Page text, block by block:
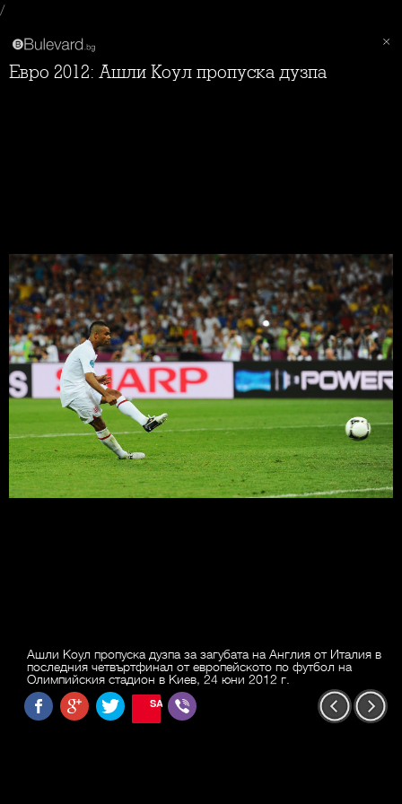
/
Евро 2012: Ашли Коул пропуска дузпа
Ашли Коул пропуска дузпа за загубата на Англия от Италия в
последния четвъртфинал от европейското по футбол на
Олимпийския стадион в Киев, 24 юни 2012 г.
SAVE